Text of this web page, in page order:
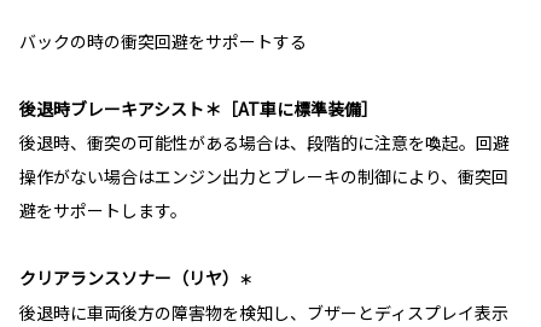
バックの時の衝突回避をサポートする
後退時ブレーキアシスト＊［AT車に標準装備］
後退時、衝突の可能性がある場合は、段階的に注意を喚起。回避
操作がない場合はエンジン出力とブレーキの制御により、衝突回
避をサポートします。
クリアランスソナー（リヤ） ＊
後退時に車両後方の障害物を検知し、ブザーとディスプレイ表示